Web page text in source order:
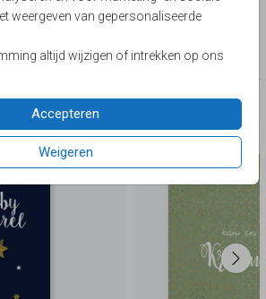
weergeven van gepersonaliseerde
altijd wijzigen of intrekken op ons
Accepteren
Weigeren
wellicht ook iets voor je